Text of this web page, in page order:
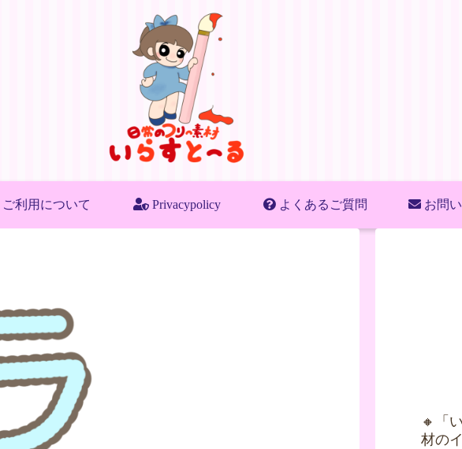
ご利用について Privacypolicy よくあるご質問 お問
🔸「
材の